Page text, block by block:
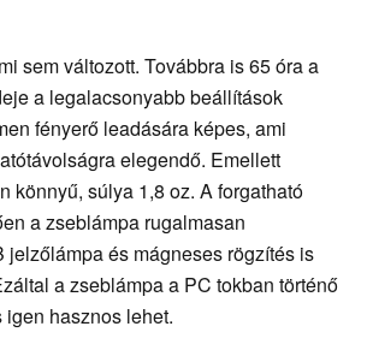
sem változott. Továbbra is 65 óra a
a legalacsonyabb beállítások
fényerő leadására képes, ami
elegendő. Emellett
könnyű, súlya 1,8 oz. A forgatható
a zseblámpa rugalmasan
jelzőlámpa és mágneses rögzítés is
a zseblámpa a PC tokban történő
hasznos lehet.